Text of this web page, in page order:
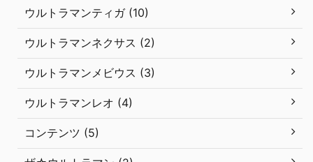
ウルトラマンティガ (10)
ウルトラマンネクサス (2)
ウルトラマンメビウス (3)
ウルトラマンレオ (4)
コンテンツ (5)